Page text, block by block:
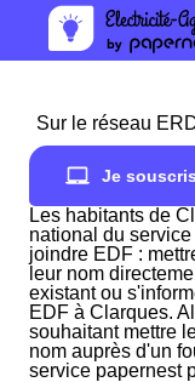
Sur le réseau
Je
Les habitants de
national du
joindre EDF :
leur nom
existant ou
EDF à Clarques.
souhaitant mettre
nom auprès d'un
service papernest